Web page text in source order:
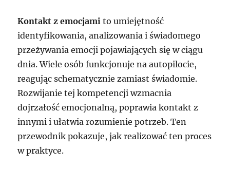
Kontakt z emocjami to umiejętność
identyfikowania, analizowania i świadomego
przeżywania emocji pojawiających się w ciągu
dnia. Wiele osób funkcjonuje na autopilocie,
reagując schematycznie zamiast świadomie.
Rozwijanie tej kompetencji wzmacnia
dojrzałość emocjonalną, poprawia kontakt z
innymi i ułatwia rozumienie potrzeb. Ten
przewodnik pokazuje, jak realizować ten proces
w praktyce.